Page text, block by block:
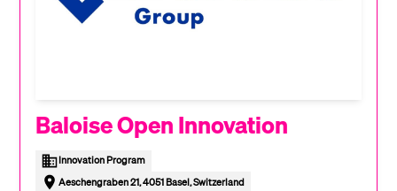
Baloise Open Innovation
Innovation Program
Aeschengraben 21, 4051 Basel, Switzerland